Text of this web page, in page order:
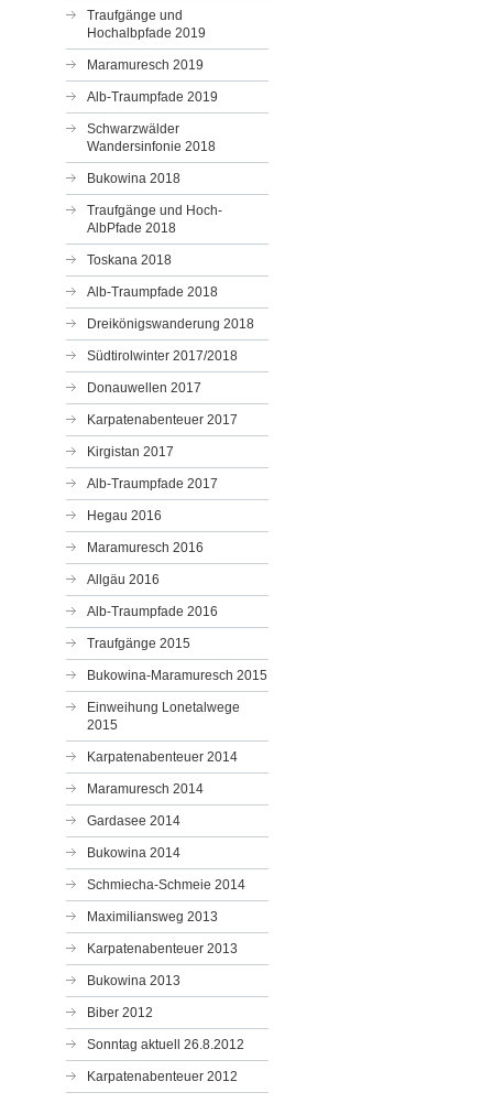
Traufgänge und
Hochalbpfade 2019
Maramuresch 2019
Alb-Traumpfade 2019
Schwarzwälder
Wandersinfonie 2018
Bukowina 2018
Traufgänge und Hoch-
AlbPfade 2018
Toskana 2018
Alb-Traumpfade 2018
Dreikönigswanderung 2018
Südtirolwinter 2017/2018
Donauwellen 2017
Karpatenabenteuer 2017
Kirgistan 2017
Alb-Traumpfade 2017
Hegau 2016
Maramuresch 2016
Allgäu 2016
Alb-Traumpfade 2016
Traufgänge 2015
Bukowina-Maramuresch 2015
Einweihung Lonetalwege
2015
Karpatenabenteuer 2014
Maramuresch 2014
Gardasee 2014
Bukowina 2014
Schmiecha-Schmeie 2014
Maximiliansweg 2013
Karpatenabenteuer 2013
Bukowina 2013
Biber 2012
Sonntag aktuell 26.8.2012
Karpatenabenteuer 2012